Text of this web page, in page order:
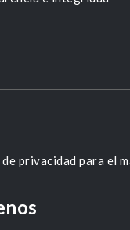
privacidad para el